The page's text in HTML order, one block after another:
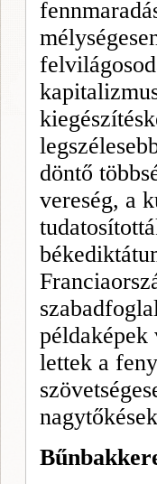
döntő
vereség, a
példaképek
lettek a